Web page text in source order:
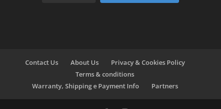
Contact Us About Us
Privacy & Cookies Policy
Terms & conditions
Warranty, Shipping e Payment Info
Partners